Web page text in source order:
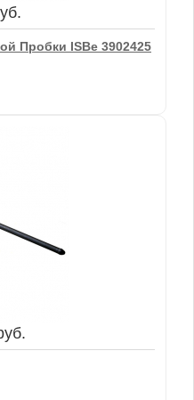
Пробки ISBe 3902425